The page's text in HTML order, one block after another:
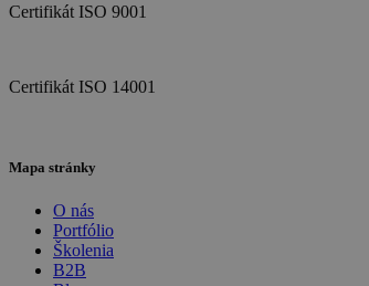
Certifikát ISO 9001
Certifikát ISO 14001
Mapa stránky
O nás
Portfólio
Školenia
B2B